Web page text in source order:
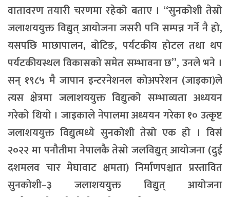
वातावरण तयारी चरणमा रहेको बताए । “सुनकोशी तेस्रो
जलाशययुक्त विद्युत् आयोजना जसरी पनि सम्पन्न गर्ने नै हो,
यसपछि माछापालन, बोटिङ, पर्यटकीय होटल तथा थप
पर्यटकीयस्थल विकासको समेत सम्भावना छ”, उनले भने ।
सन् १९८५ मै जापान इन्टरनेशनल कोअपरेशन (जाइका)ले
त्यस क्षेत्रमा जलाशययुक्त विद्युत्को सम्भाव्यता अध्ययन
गरेको थियो । जाइकाले नेपालमा अध्ययन गरेका १० उत्कृष्ट
जलाशययुक्त विद्युत्मध्ये सुनकोशी तेस्रो एक हो । विसं
२०२२ मा पनौतीमा नेपालकै तेस्रो जलविद्युत् आयोजना (दुई
दशमलव चार मेघावाट क्षमता) निर्माणपश्चात प्रस्तावित
सुनकोशी–३ जलाशययुक्त विद्युत् आयोजना